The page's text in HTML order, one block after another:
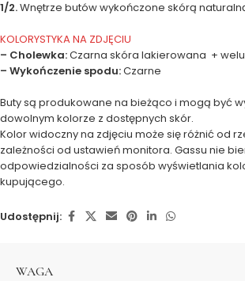
1/2.Wnętrze butów wykończone skórą
KOLORYSTYKA NA ZDJĘCIU
– Cholewka:Czarna skóra lakierowana +
– Wykończenie spodu:Czarne
Buty są produkowane na bieżąco i mogą być
dowolnym kolorze z dostępnych skór.
Kolor widoczny na zdjęciu może się różnić od
zależności od ustawień monitora. Gassu nie
odpowiedzialności za sposób wyświetlania
kupującego.
Udostępnij:
WAGA